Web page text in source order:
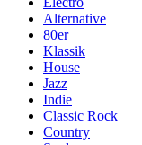
Alternative
80er
Klassik
House
Jazz
Indie
Classic Rock
Country